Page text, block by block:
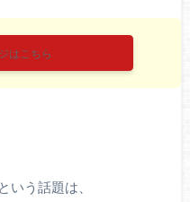
はこちら
いう話題は、